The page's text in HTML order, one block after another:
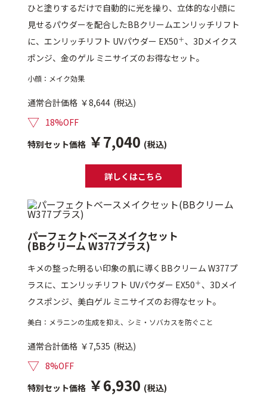
VC100ライン
メディカリフトライン
モイスチャーライン
ブライトニングライン
プロダクトライン TOP
お悩みから探す
くすみ
シミ・そばかす ゆるみ・ハリ
敏感・肌あれ
ひと塗りするだけで自動的に光を操り、立体的な小顔に
見せるパウダーを配合したBBクリームエンリッチリフト
に、エンリッチリフト UVパウダー EX50＋ 、3Dメイクス
ポンジ、金のゲル ミニサイズのお得なセット。
小顔：メイク効果
通常合計価格 ￥8,644 (税込)
▽ 18%OFF
特別セット価格 ￥7,040 (税込)
詳しくはこちら
パーフェクトベースメイクセット
(BBクリーム W377プラス)
キメの整った明るい印象の肌に導くBBクリーム W377プ
ラスに、エンリッチリフト UVパウダー EX50＋ 、3Dメイ
クスポンジ、美白ゲル ミニサイズのお得なセット。
美白：メラニンの⽣成を抑え、シミ・ソバカスを防ぐこと
通常合計価格 ￥7,535 (税込)
▽ 8%OFF
特別セット価格 ￥6,930 (税込)